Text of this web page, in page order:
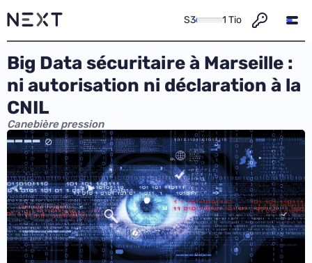
S3 1 Tio
Big Data sécuritaire à Marseille :
ni autorisation ni déclaration à la
CNIL
Canebière pression